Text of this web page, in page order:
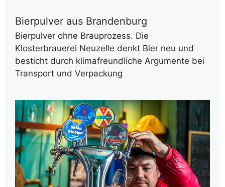
Bierpulver aus Brandenburg
Bierpulver ohne Brauprozess. Die
Klosterbrauerei Neuzelle denkt Bier neu und
besticht durch klimafreundliche Argumente bei
Transport und Verpackung